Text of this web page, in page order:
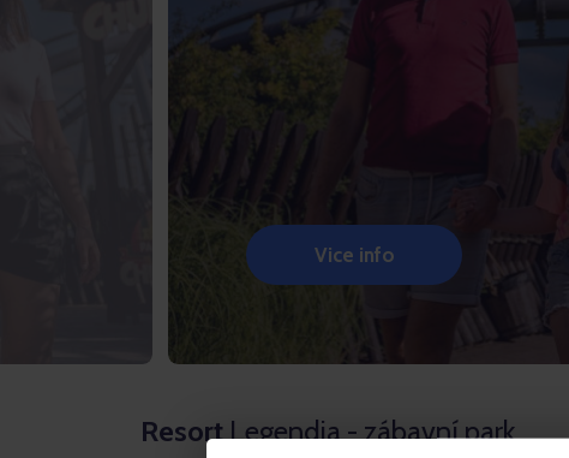
Vice info
ResortLegendia - zábavní park